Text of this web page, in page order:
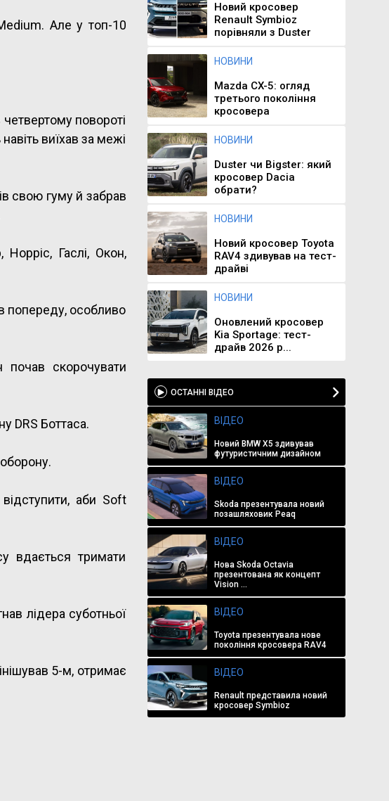
Але у топ-10
повороті
виїхав за межі
свою гуму й забрав
Гаслі, Окон,
попереду, особливо
скорочувати
DRS Боттаса.
аби Soft
вдається тримати
лідера суботньої
5-м, отримає
Новий кросовер
Renault Symbioz
порівняли з Duster
НОВИНИ
Mazda CX-5: огляд
третього покоління
кросовера
НОВИНИ
Duster чи Bigster: який
кросовер Dacia
обрати?
НОВИНИ
Новий кросовер Toyota
RAV4 здивував на тест-
драйві
НОВИНИ
Оновлений кросовер
Kia Sportage: тест-
драйв 2026 р...
ОСТАННІ ВІДЕО
ВІДЕО
Новий BMW X5 здивував
футуристичним дизайном
ВІДЕО
Skoda презентувала новий
позашляховик Peaq
ВІДЕО
Нова Skoda Octavia
презентована як концепт
Vision ...
ВІДЕО
Toyota презентувала нове
покоління кросовера RAV4
ВІДЕО
Renault представила новий
кросовер Symbioz